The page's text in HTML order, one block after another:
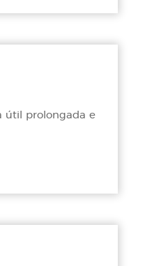
útil prolongada e